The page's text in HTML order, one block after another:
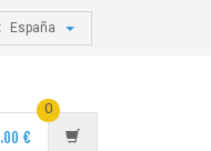
España
€
0